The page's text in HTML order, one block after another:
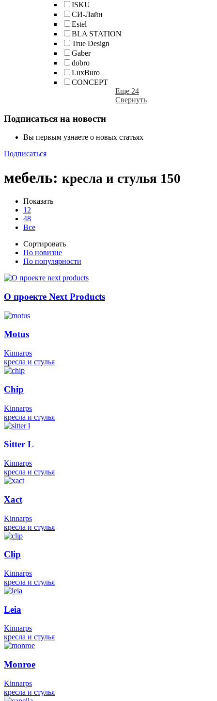
ISKU
СИ-Лайн
Estel
BLA STATION
True Design
Gaber
dobro
LuxBuro
CONCEPT
Еще 24
Свернуть
Подписаться на новости
Вы первым узнаете о новых статьях
Подписаться
мебель: кресла и стулья 150
Показать
12
48
Все
Сортировать
По новизне
По популярности
О проекте Next Products
Motus
Kinnarps
кресла и стулья
Chip
Kinnarps
кресла и стулья
Sitter L
Kinnarps
кресла и стулья
Xact
Kinnarps
кресла и стулья
Clip
Kinnarps
кресла и стулья
Leia
Kinnarps
кресла и стулья
Monroe
Kinnarps
кресла и стулья